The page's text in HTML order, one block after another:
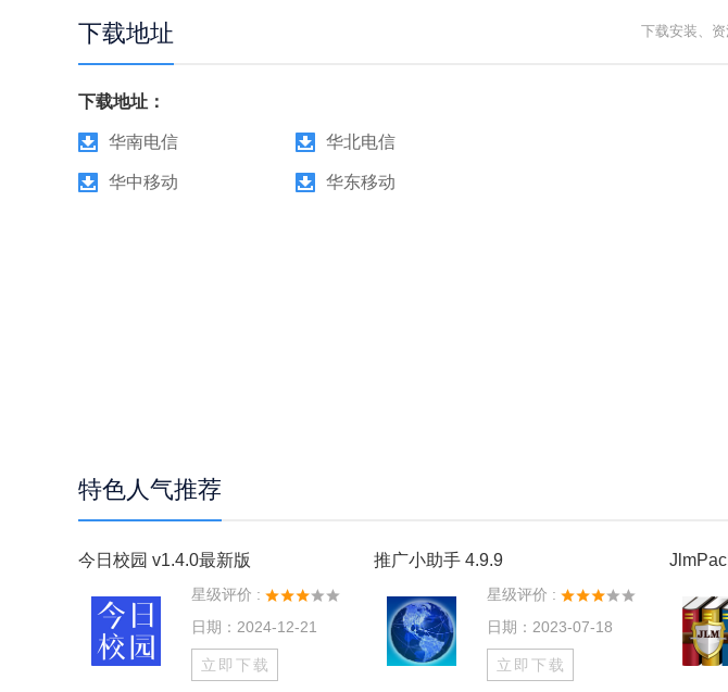
下载地址 下载安装、
下载地址：
华南电信 华北电信
华中移动 华东移动
特色人气推荐
今日校园 v1.4.0最新版
星级评价 :
日期：2024-12-21
立即下载
推广小助手 4.9.9
星级评价 :
日期：2023-07-18
立即下载